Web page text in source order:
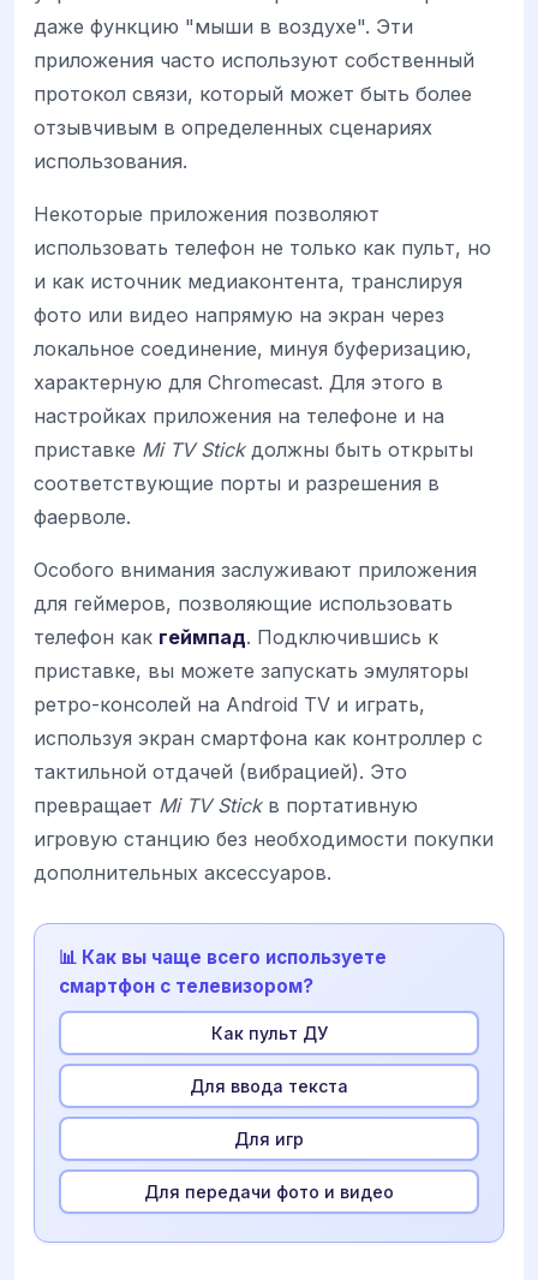
даже функцию "мыши в воздухе". Эти
приложения часто используют собственный
протокол связи, который может быть более
отзывчивым в определенных сценариях
использования.
Некоторые приложения позволяют
использовать телефон не только как пульт, но
и как источник медиаконтента, транслируя
фото или видео напрямую на экран через
локальное соединение, минуя буферизацию,
характерную для Chromecast. Для этого в
настройках приложения на телефоне и на
приставке Mi TV Stickдолжны быть открыты
соответствующие порты и разрешения в
фаерволе.
Особого внимания заслуживают приложения
для геймеров, позволяющие использовать
телефон как геймпад. Подключившись к
приставке, вы можете запускать эмуляторы
ретро-консолей на Android TV и играть,
используя экран смартфона как контроллер с
тактильной отдачей (вибрацией). Это
превращает Mi TV Stickв портативную
игровую станцию без необходимости покупки
дополнительных аксессуаров.
📊 Как вы чаще всего используете
смартфон с телевизором?
Как пульт ДУ
Для ввода текста
Для игр
Для передачи фото и видео